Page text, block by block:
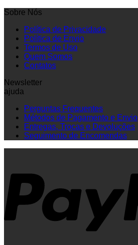
Sobre Nós
Política de Privacidade
Política de Envio
Termos de Uso
Quem Somos
Contatos
Newsletter
ajuda
Perguntas Frequentes
Métodos de Pagamento e Envio
Entregas, Trocas e Devoluções
Seguimento de Encomendas